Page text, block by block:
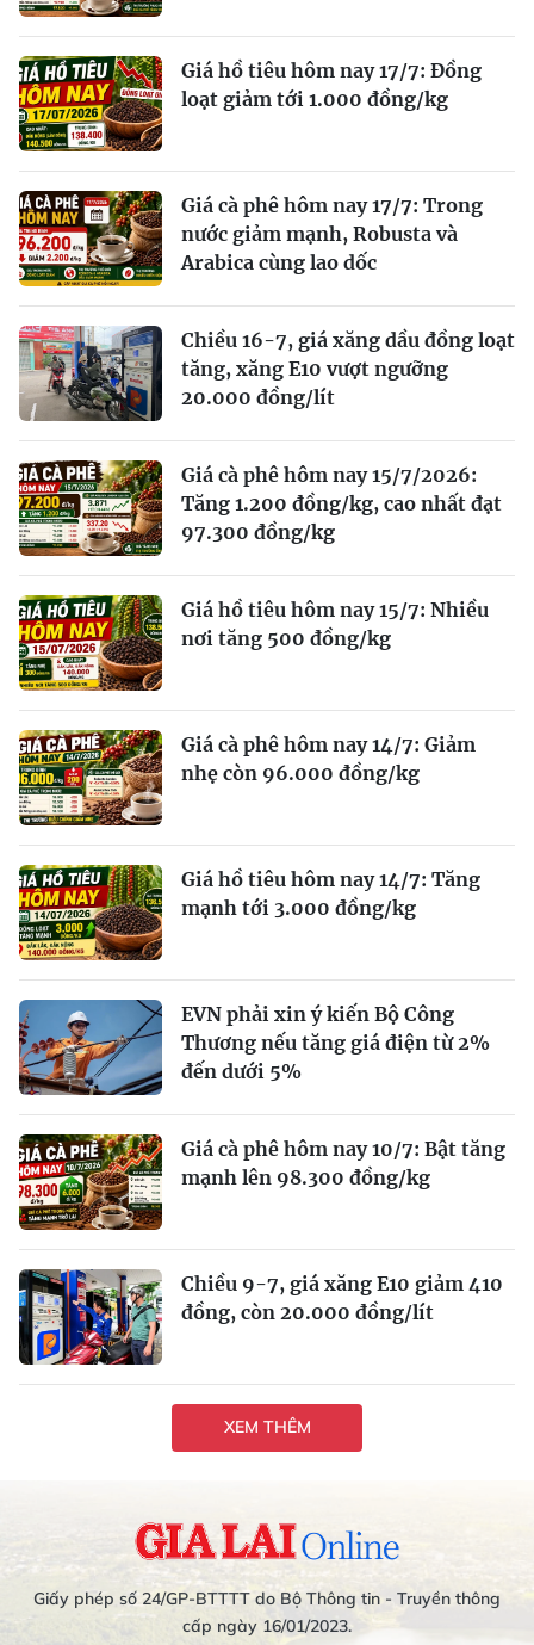
Giá hồ tiêu hôm nay 17/7: Đồng
loạt giảm tới 1.000 đồng/kg
Giá cà phê hôm nay 17/7: Trong
nước giảm mạnh, Robusta và
Arabica cùng lao dốc
Chiều 16-7, giá xăng dầu đồng loạt
tăng, xăng E10 vượt ngưỡng
20.000 đồng/lít
Giá cà phê hôm nay 15/7/2026:
Tăng 1.200 đồng/kg, cao nhất đạt
97.300 đồng/kg
Giá hồ tiêu hôm nay 15/7: Nhiều
nơi tăng 500 đồng/kg
Giá cà phê hôm nay 14/7: Giảm
nhẹ còn 96.000 đồng/kg
Giá hồ tiêu hôm nay 14/7: Tăng
mạnh tới 3.000 đồng/kg
EVN phải xin ý kiến Bộ Công
Thương nếu tăng giá điện từ 2%
đến dưới 5%
Giá cà phê hôm nay 10/7: Bật tăng
mạnh lên 98.300 đồng/kg
Chiều 9-7, giá xăng E10 giảm 410
đồng, còn 20.000 đồng/lít
XEM THÊM
Giấy phép số 24/GP-BTTTT do Bộ Thông tin - Truyền thông
cấp ngày 16/01/2023.